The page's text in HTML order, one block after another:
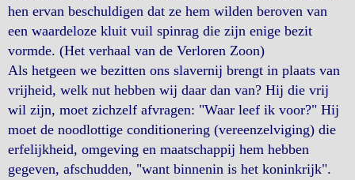
hen ervan beschuldigen dat ze hem wilden beroven van
een waardeloze kluit vuil spinrag die zijn enige bezit
vormde. (Het verhaal van de Verloren Zoon)
Als hetgeen we bezitten ons slavernij brengt in plaats van
vrijheid, welk nut hebben wij daar dan van? Hij die vrij
wil zijn, moet zichzelf afvragen: "Waar leef ik voor?" Hij
moet de noodlottige conditionering (vereenzelviging) die
erfelijkheid, omgeving en maatschappij hem hebben
gegeven, afschudden, "want binnenin is het koninkrijk".